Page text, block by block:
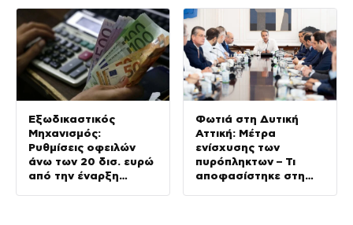
Εξωδικαστικός
Μηχανισμός:
Ρυθμίσεις οφειλών
άνω των 20 δισ. ευρώ
από την έναρξη
Φωτιά στη Δυτική
Αττική: Μέτρα
ενίσχυσης των
πυρόπληκτων – Τι
αποφασίστηκε στη